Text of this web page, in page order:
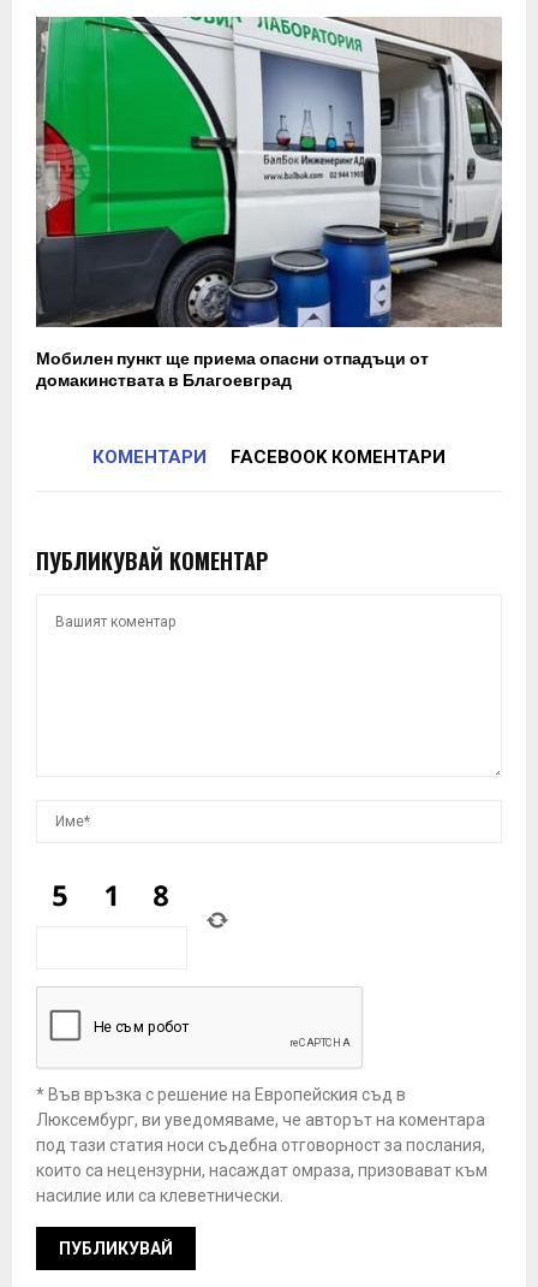
Мобилен пункт ще приема опасни отпадъци от
домакинствата в Благоевград
КОМЕНТАРИ FACEBOOK КОМЕНТАРИ
ПУБЛИКУВАЙ КОМЕНТАР
* Във връзка с решение на Европейския съд в
Люксембург, ви уведомяваме, че авторът на коментара
под тази статия носи съдебна отговорност за послания,
които са нецензурни, насаждат омраза, призовават към
насилие или са клеветнически.